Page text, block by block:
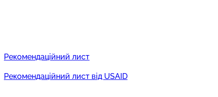
Рекомендаційний лист
Рекомендаційний лист від USAID